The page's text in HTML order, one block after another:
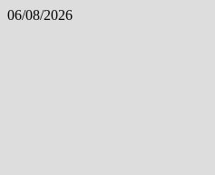
Skip
06/08/2026